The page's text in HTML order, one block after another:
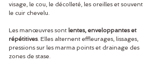
visage, le cou, le décolleté, les oreilles et souvent
le cuir chevelu.
Les manœuvres sont lentes, enveloppantes et
répétitives. Elles alternent effleurages, lissages,
pressions sur les marma points et drainage des
zones de stase.